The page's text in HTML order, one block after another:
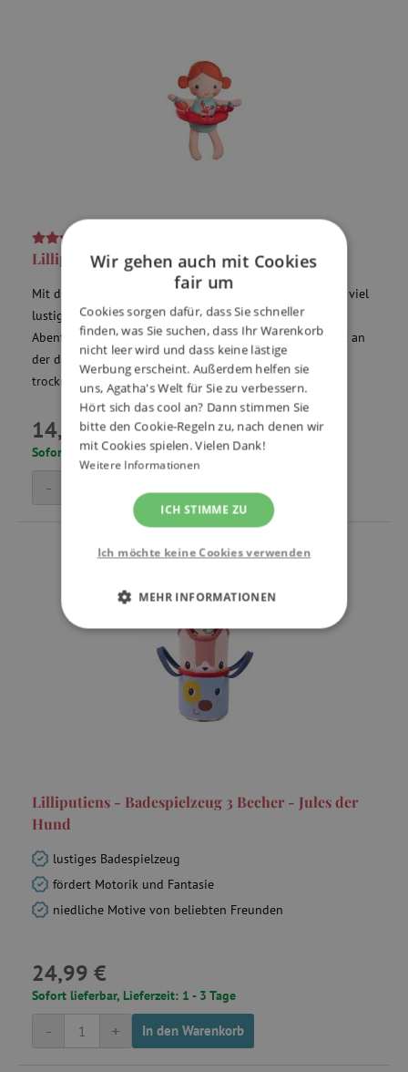
Lilliputiens - Badepuppe Krabbe Axelle
Mit diesem niedlichen Püppchen wird die Badezeit noch viel
lustiger. Gemeinsam in der Badewanne, um die tollsten
Abenteuer zu erleben. Die Puppe kann nach der Badezeit an
der dazu vorgesehenen Schleife aufgehängt werden und
trocknet sehr schnell.
14,99 €
Sofort lieferbar, Lieferzeit: 1 - 3 Tage
-
Lilliputiens - Badespielzeug 3 Becher - Jules der
Hund
lustiges Badespielzeug
fördert Motorik und Fantasie
niedliche Motive von beliebten Freunden
24,99 €
Sofort lieferbar, Lieferzeit: 1 - 3 Tage
+
- In den Warenkorb
Wir gehen auch mit Cookies
fair um
Cookies sorgen dafür, dass Sie schneller
finden, was Sie suchen, dass Ihr Warenkorb
nicht leer wird und dass keine lästige
Werbung erscheint. Außerdem helfen sie
uns, Agatha's Welt für Sie zu verbessern.
Hört sich das cool an? Dann stimmen Sie
bitte den Cookie-Regeln zu, nach denen wir
mit Cookies spielen. Vielen Dank!
Weitere Informationen
ICH STIMME ZU
Ich möchte keine Cookies verwenden
MEHR INFORMATIONEN
UNBEDINGT ERFORDERLICH
PERFORMANCE
TARGETING
Unbedingt erforderliche Cookies ermöglichen
kann die Website nicht ordnungsgemäß
verwendet werden.
featureFlagIdentifier